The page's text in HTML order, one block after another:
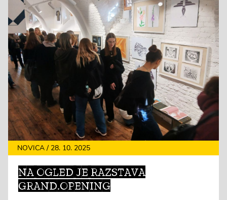
NOVICA / 28. 10. 2025
NA OGLED JE RAZSTAVA
GRAND.OPENING